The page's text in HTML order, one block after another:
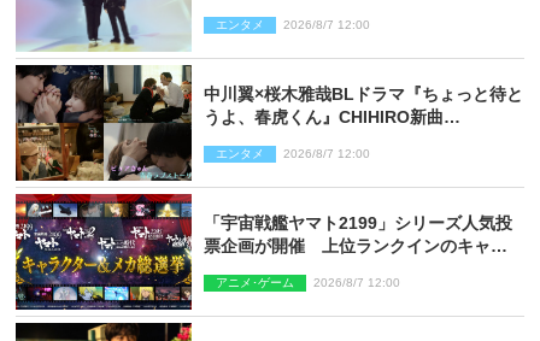
信リリース
エンタメ 2026/8/7 12:00
中川翼×桜木雅哉BLドラマ『ちょっと待と
うよ、春虎くん』CHIHIRO新曲
エンタメ 2026/8/7 12:00
「宇宙戦艦ヤマト2199」シリーズ人気投
票企画が開催 上位ランクインのキャラ
を制作
アニメ･ゲーム 2026/8/7 12:00